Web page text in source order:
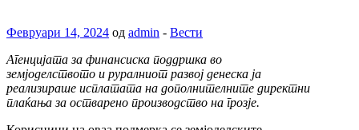
Февруари 14, 2024 од admin - Вести
Агенцијата за финансиска поддршка во
земјоделството и руралниот развој денеска ја
реализираше исплатата на дополнителните директни
плаќања за остварено производство на грозје.